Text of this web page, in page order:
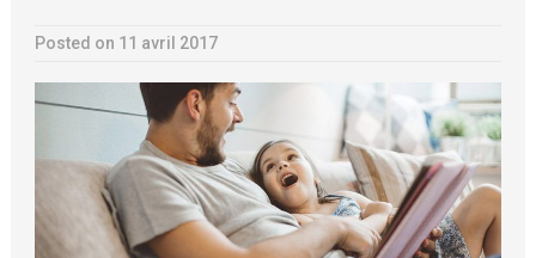
Posted on 11 avril 2017